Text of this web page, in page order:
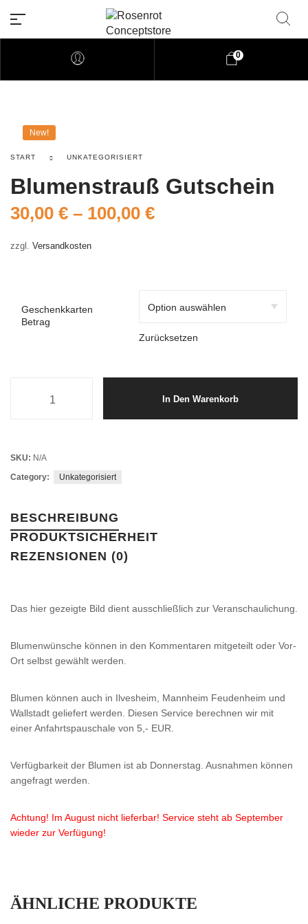
0
New!
START UNKATEGORISIERT
Blumenstrauß Gutschein
30,00 € – 100,00 €
zzgl. Versandkosten
Geschenkkarten
Betrag
Zurücksetzen
In Den Warenkorb
SKU: N/A
Category:
Unkategorisiert
BESCHREIBUNG
PRODUKTSICHERHEIT
REZENSIONEN (0)
Das hier gezeigte Bild dient ausschließlich zur Veranschaulichung.
Blumenwünsche können in den Kommentaren mitgeteilt oder Vor-
Ort selbst gewählt werden.
Blumen können auch in Ilvesheim, Mannheim Feudenheim und
Wallstadt geliefert werden. Diesen Service berechnen wir mit
einer Anfahrtspauschale von 5,- EUR.
Verfügbarkeit der Blumen ist ab Donnerstag. Ausnahmen können
angefragt werden.
Achtung! Im August nicht lieferbar! Service steht ab September
wieder zur Verfügung!
ÄHNLICHE PRODUKTE